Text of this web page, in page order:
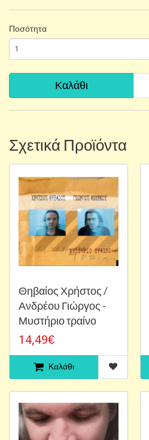
Ποσότητα
Καλάθι
Σχετικά Προϊόντα
Θηβαίος Χρήστος /
Ανδρέου Γιώργος -
Μυστήριο τραίνο
14,49€
Καλάθι